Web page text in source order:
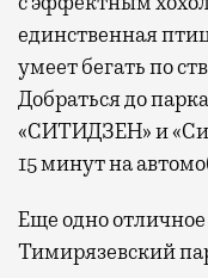
единственная
умеет бегать по
Добраться до
«СИТИДЗЕН» и
15 минут на
Еще одно
Тимирязевский